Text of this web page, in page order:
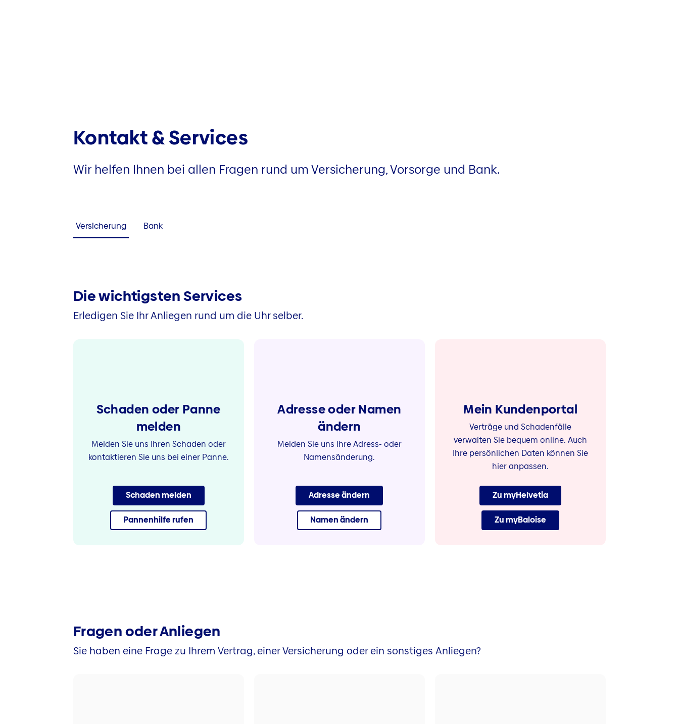
Kontakt & Services
Wir helfen Ihnen bei allen Fragen rund um Versicherung, Vorsorge und Bank.
Versicherung Bank
Die wichtigsten Services
Erledigen Sie Ihr Anliegen rund um die Uhr selber.
Schaden oder Panne
melden
Melden Sie uns Ihren Schaden oder
kontaktieren Sie uns bei einer Panne.
Schaden melden
Pannenhilfe rufen
Adresse oder Namen
ändern
Melden Sie uns Ihre Adress- oder
Namensänderung.
Adresse ändern
Namen ändern
Mein Kundenportal
Verträge und Schadenfälle
verwalten Sie bequem online. Auch
Ihre persönlichen Daten können Sie
hier anpassen.
Zu myHelvetia
Zu myBaloise
Fragen oder Anliegen
Sie haben eine Frage zu Ihrem Vertrag, einer Versicherung oder ein sonstiges Anliegen?